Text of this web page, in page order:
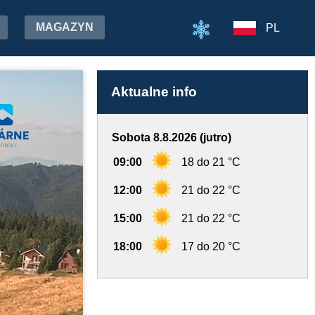
MAGAZYN PL
Aktualne info
Sobota 8.8.2026 (jutro)
09:00 18 do 21 °C
12:00 21 do 22 °C
15:00 21 do 22 °C
18:00 17 do 20 °C